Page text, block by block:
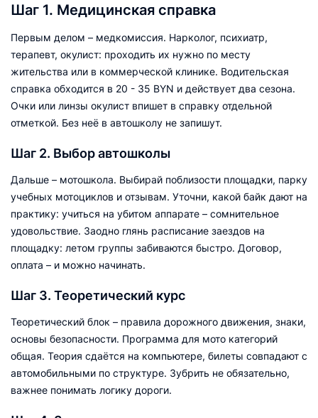
Шаг 1. Медицинская справка
Первым делом – медкомиссия. Нарколог, психиатр,
терапевт, окулист: проходить их нужно по месту
жительства или в коммерческой клинике. Водительская
справка обходится в 20 - 35 BYN и действует два сезона.
Очки или линзы окулист впишет в справку отдельной
отметкой. Без неё в автошколу не запишут.
Шаг 2. Выбор автошколы
Дальше – мотошкола. Выбирай поблизости площадки, парку
учебных мотоциклов и отзывам. Уточни, какой байк дают на
практику: учиться на убитом аппарате – сомнительное
удовольствие. Заодно глянь расписание заездов на
площадку: летом группы забиваются быстро. Договор,
оплата – и можно начинать.
Шаг 3. Теоретический курс
Теоретический блок – правила дорожного движения, знаки,
основы безопасности. Программа для мото категорий
общая. Теория сдаётся на компьютере, билеты совпадают с
автомобильными по структуре. Зубрить не обязательно,
важнее понимать логику дороги.